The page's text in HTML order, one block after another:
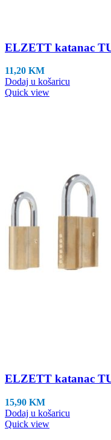
ELZETT katanac
11,20 KM
Dodaj u košaricu
Quick view
ELZETT katanac
15,90 KM
Dodaj u košaricu
Quick view